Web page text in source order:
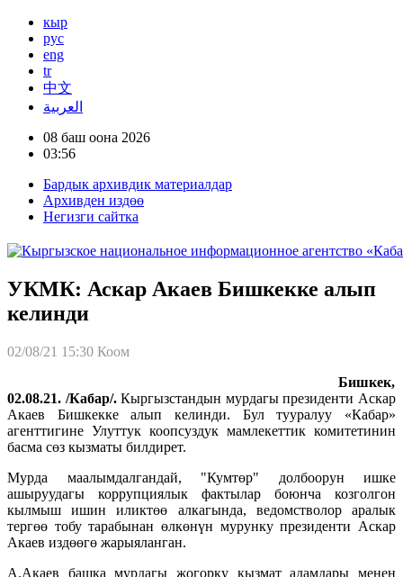
кыр
рус
eng
tr
中文
العربية
08 баш оона 2026
03:56
Бардык архивдик материалдар
Архивден издөө
Негизги сайтка
УКМК: Аскар Акаев Бишкекке алып
келинди
02/08/21 15:30 Коом
Бишкек,
02.08.21. /Кабар/.Кыргызстандын мурдагы президенти Аскар
Акаев Бишкекке алып келинди. Бул тууралуу «Кабар»
агенттигине Улуттук коопсуздук мамлекеттик комитетинин
басма сөз кызматы билдирет.
Мурда маалымдалгандай, "Кумтөр" долбоорун ишке
ашыруудагы коррупциялык фактылар боюнча козголгон
кылмыш ишин иликтөө алкагында, ведомстволор аралык
тергөө тобу тарабынан өлкөнүн мурунку президенти Аскар
Акаев издөөгө жарыяланган.
А.Акаев башка мурдагы жогорку кызмат адамдары менен